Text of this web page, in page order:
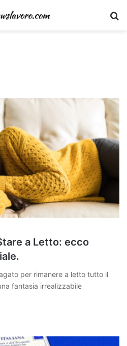
a Letto: ecco
per rimanere a letto tutto il
fantasia irrealizzabile